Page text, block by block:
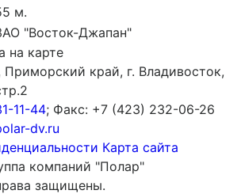
м.
"Восток-Джапан"
на карте
край, г. Владивосток,
11-44; Факс: +7 (423) 232-06-26
dv.ru
Карта сайта
компаний "Полар"
защищены.